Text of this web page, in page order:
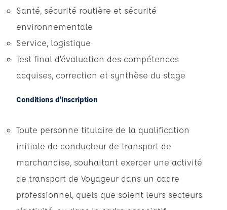
Santé, sécurité routière et sécurité
environnementale
Service, logistique
Test final d’évaluation des compétences
acquises, correction et synthèse du stage
Conditions d'inscription
Toute personne titulaire de la qualification
initiale de conducteur de transport de
marchandise, souhaitant exercer une activité
de transport de Voyageur dans un cadre
professionnel, quels que soient leurs secteurs